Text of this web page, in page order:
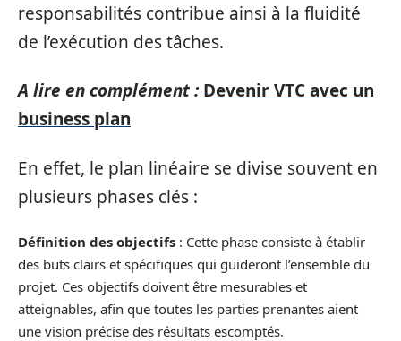
responsabilités contribue ainsi à la fluidité
de l’exécution des tâches.
A lire en complément : Devenir VTC avec un
business plan
En effet, le plan linéaire se divise souvent en
plusieurs phases clés :
Définition des objectifs : Cette phase consiste à établir
des buts clairs et spécifiques qui guideront l’ensemble du
projet. Ces objectifs doivent être mesurables et
atteignables, afin que toutes les parties prenantes aient
une vision précise des résultats escomptés.